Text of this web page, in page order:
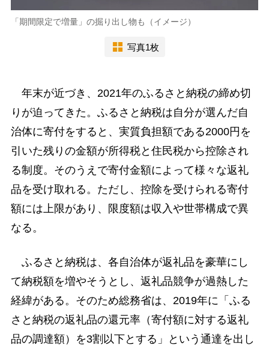
「期間限定で増量」の掘り出し物も（イメージ）
写真1枚
年末が近づき、2021年のふるさと納税の締め切
りが迫ってきた。ふるさと納税は自分が選んだ自
治体に寄付をすると、実質負担額である2000円を
引いた残りの金額が所得税と住民税から控除され
る制度。そのうえで寄付金額によって様々な返礼
品を受け取れる。ただし、控除を受けられる寄付
額には上限があり、限度額は収入や世帯構成で異
なる。
ふるさと納税は、各自治体が返礼品を豪華にし
て納税額を増やそうとし、返礼品競争が過熱した
経緯がある。そのため総務省は、2019年に「ふる
さと納税の返礼品の還元率（寄付額に対する返礼
品の調達額）を3割以下とする」という通達を出し